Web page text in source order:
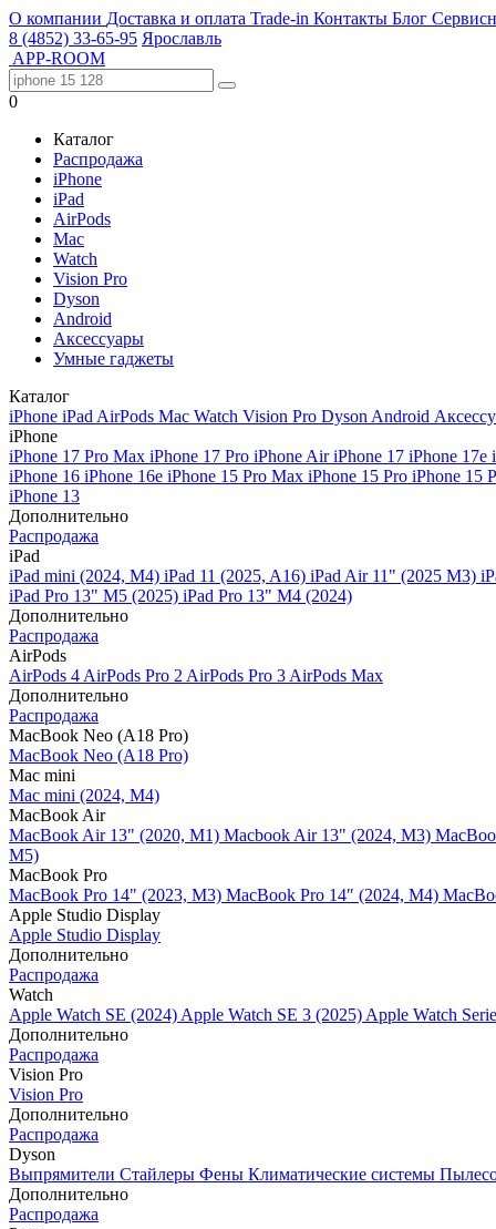
О компании Доставка и оплата Trade-in Контакты Блог
8 (4852) 33-65-95 Ярославль
APP-ROOM
0
Каталог
Распродажа
iPhone
iPad
AirPods
Mac
Watch
Vision Pro
Dyson
Android
Аксессуары
Умные гаджеты
Каталог
iPhone iPad AirPods Mac Watch Vision Pro Dyson Android
iPhone
iPhone 17 Pro Max iPhone 17 Pro iPhone AiriPhone 17 iPhone 17e
iPhone 16 iPhone 16e iPhone 15 Pro Max iPhone 15 Pro iPhone 15
iPhone 13
Дополнительно
Распродажа
iPad
iPad mini (2024, M4) iPad 11 (2025, A16) iPad Air 11" (2025 M3)
iPad Pro 13" M5 (2025) iPad Pro 13" M4 (2024)
Дополнительно
Распродажа
AirPods
AirPods 4 AirPods Pro 2 AirPods Pro 3 AirPods Max
Дополнительно
Распродажа
MacBook Neo (A18 Pro)
MacBook Neo (A18 Pro)
Mac mini
Mac mini (2024, M4)
MacBook Air
MacBook Air 13" (2020, M1) Macbook Air 13" (2024, M3)
M5)
MacBook Pro
MacBook Pro 14" (2023, M3) MacBook Pro 14″ (2024, M4)
Apple Studio Display
Apple Studio Display
Дополнительно
Распродажа
Watch
Apple Watch SE (2024) Apple Watch SE 3 (2025) Apple Watch
Дополнительно
Распродажа
Vision Pro
Vision Pro
Дополнительно
Распродажа
Dyson
Выпрямители Стайлеры Фены Климатические системы
Дополнительно
Распродажа